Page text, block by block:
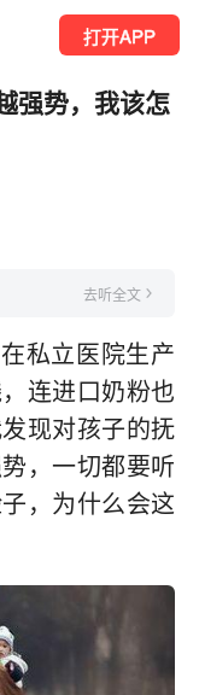
打开APP
强势，我该怎
去听全文
私立医院生产
连进口奶粉也
现对孩子的抚
，一切都要听
，为什么会这